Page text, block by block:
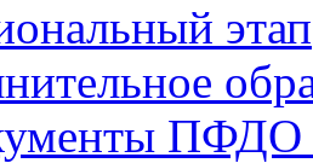
этап
ПФДО